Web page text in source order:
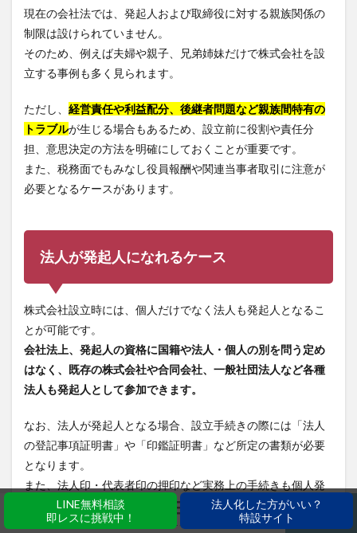
現在の会社法では、発起人および取締役に対する親族関係の
制限は設けられていません。
そのため、例えば夫婦や親子、兄弟姉妹だけで株式会社を設
立する事例も多く見られます。
ただし、 経営責任や利益配分、後継者問題など親族間特有の
トラブルが生じる場合もあるため、設立前に役割や責任分
担、意思決定の方法を明確にしておくことが重要です。
また、税務面でもみなし役員報酬や関連当事者取引に注意が
必要となるケースがあります。
法人が発起人になれるケース
株式会社設立時には、個人だけでなく法人も発起人となるこ
とが可能です。
会社法上、発起人の資格に国籍や法人・個人の別を問う定め
はなく、既存の株式会社や合同会社、一般社団法人など各種
法人も発起人として参加できます。
なお、法人が発起人となる場合、設立手続きの際には「法人
の登記事項証明書」や「印鑑証明書」など所定の書類が必要
となります。
また、法人印・代表者印の押印など実務上の手続きも個人発
起人とは異なる点があるため注意が必要です。
ホーム シェア 電話
LINE無料相談
即レスに挑戦中！
法人化した方がいい？
特設サイト